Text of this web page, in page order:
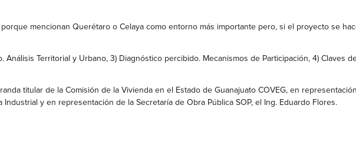
mencionan Querétaro o Celaya como entorno más importante pero, si el proyecto se
Análisis Territorial y Urbano, 3) Diagnóstico percibido. Mecanismos de Participación, 4) Claves
titular de la Comisión de la Vivienda en el Estado de Guanajuato COVEG, en
y en representación de la Secretaría de Obra Pública SOP, el Ing. Eduardo Flores.